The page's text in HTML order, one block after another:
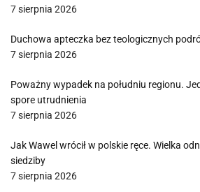
7 sierpnia 2026
Duchowa apteczka bez teologicznych
7 sierpnia 2026
Poważny wypadek na południu regionu.
spore utrudnienia
7 sierpnia 2026
Jak Wawel wrócił w polskie ręce. Wielka
siedziby
7 sierpnia 2026